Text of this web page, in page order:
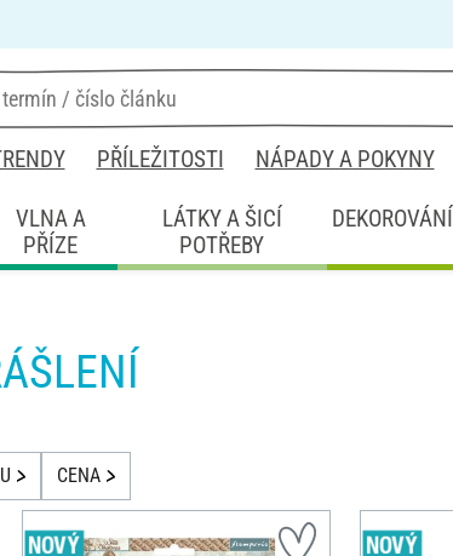
PŘÍLEŽITOSTI NÁPADY A POKYNY
VLNA A
PŘÍZE
LÁTKY A ŠICÍ
POTŘEBY
DEKOROVÁNÍ
CENA